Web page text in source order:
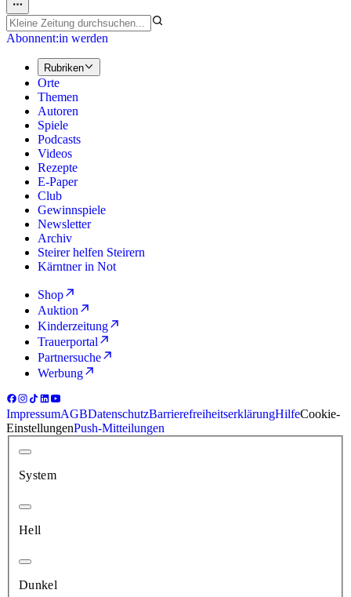
Abonnent:in werden
Rubriken
Orte
Themen
Autoren
Spiele
Podcasts
Videos
Rezepte
E-Paper
Club
Gewinnspiele
Newsletter
Archiv
Steirer helfen Steirern
Kärntner in Not
Shop
Auktion
Kinderzeitung
Trauerportal
Partnersuche
Werbung
ImpressumAGBDatenschutzBarrierefreiheitserklärungHilfeCookie-
EinstellungenPush-Mitteilungen
System
Hell
Dunkel